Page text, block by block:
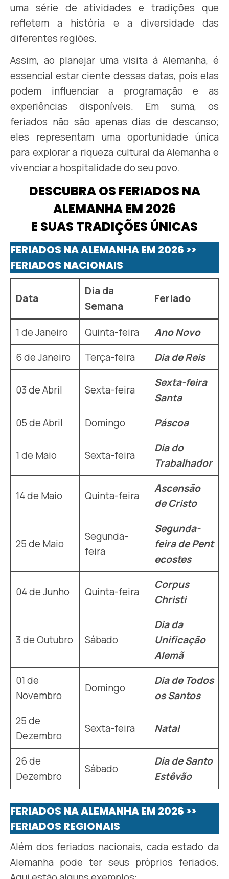
uma série de atividades e tradições que
refletem a história e a diversidade das
diferentes regiões.
Assim, ao planejar uma visita à Alemanha, é
essencial estar ciente dessas datas, pois elas
podem influenciar a programação e as
experiências disponíveis. Em suma, os
feriados não são apenas dias de descanso;
eles representam uma oportunidade única
para explorar a riqueza cultural da Alemanha e
vivenciar a hospitalidade do seu povo.
DESCUBRA OS FERIADOS NA
ALEMANHA EM 2026
E SUAS TRADIÇÕES ÚNICAS
FERIADOS NA ALEMANHA EM 2026 >>
FERIADOS NACIONAIS
Data
Dia da
Semana
Feriado
1 de Janeiro Quinta-feira
Ano Novo
6 de Janeiro
Terça-feira Dia de Reis
03 de Abril Sexta-feira
Sexta-feira
Santa
05 de Abril
Domingo Páscoa
1 de Maio Sexta-feira
Dia do
Trabalhador
14 de Maio Quinta-feira
Ascensão
de Cristo
25 de Maio
Segunda-
feira
Segunda-
feira de Pent
ecostes
04 de Junho Quinta-feira
Corpus
Christi
3 de Outubro Sábado
Dia da
Unificação
Alemã
01 de
Novembro
Domingo
Dia de Todos
os Santos
25 de
Dezembro
Sexta-feira Natal
26 de
Dezembro
Sábado
Dia de Santo
Estêvão
FERIADOS NA ALEMANHA EM 2026 >>
FERIADOS REGIONAIS
Além dos feriados nacionais, cada estado da
Alemanha pode ter seus próprios feriados.